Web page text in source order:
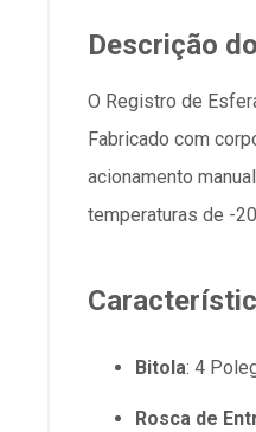
Descrição
O Registro de
Fabricado com
acionamento
temperaturas de -
Bitola: 4
Rosca de